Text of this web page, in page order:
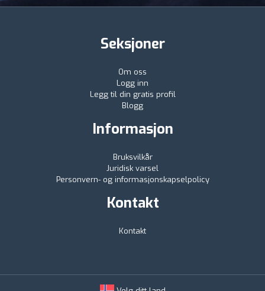
Seksjoner
Om oss
Logg inn
Legg til din gratis profil
Blogg
Informasjon
Bruksvilkår
Juridisk varsel
Personvern- og informasjonskapselpolicy
Kontakt
Kontakt